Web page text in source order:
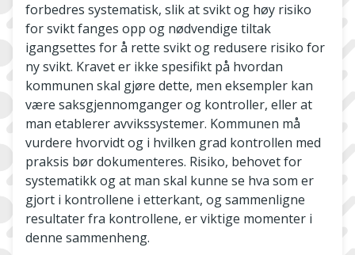
forbedres systematisk, slik at svikt og høy risiko
for svikt fanges opp og nødvendige tiltak
igangsettes for å rette svikt og redusere risiko for
ny svikt. Kravet er ikke spesifikt på hvordan
kommunen skal gjøre dette, men eksempler kan
være saksgjennomganger og kontroller, eller at
man etablerer avvikssystemer. Kommunen må
vurdere hvorvidt og i hvilken grad kontrollen med
praksis bør dokumenteres. Risiko, behovet for
systematikk og at man skal kunne se hva som er
gjort i kontrollene i etterkant, og sammenligne
resultater fra kontrollene, er viktige momenter i
denne sammenheng.